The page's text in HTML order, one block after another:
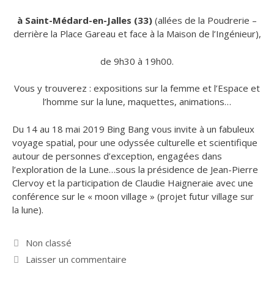
à Saint-Médard-en-Jalles (33) (allées de la Poudrerie –
derrière la Place Gareau et face à la Maison de l’Ingénieur),
de 9h30 à 19h00.
Vous y trouverez : expositions sur la femme et l’Espace et
l’homme sur la lune, maquettes, animations…
Du 14 au 18 mai 2019 Bing Bang vous invite à un fabuleux
voyage spatial, pour une odyssée culturelle et scientifique
autour de personnes d’exception, engagées dans
l’exploration de la Lune…sous la présidence de Jean-Pierre
Clervoy et la participation de Claudie Haigneraie avec une
conférence sur le « moon village » (projet futur village sur
la lune).
Catégories
Non classé
Laisser un commentaire